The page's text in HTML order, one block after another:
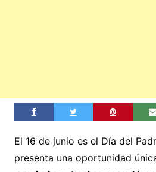
El 16 de junio es el Día del
presenta una oportunidad